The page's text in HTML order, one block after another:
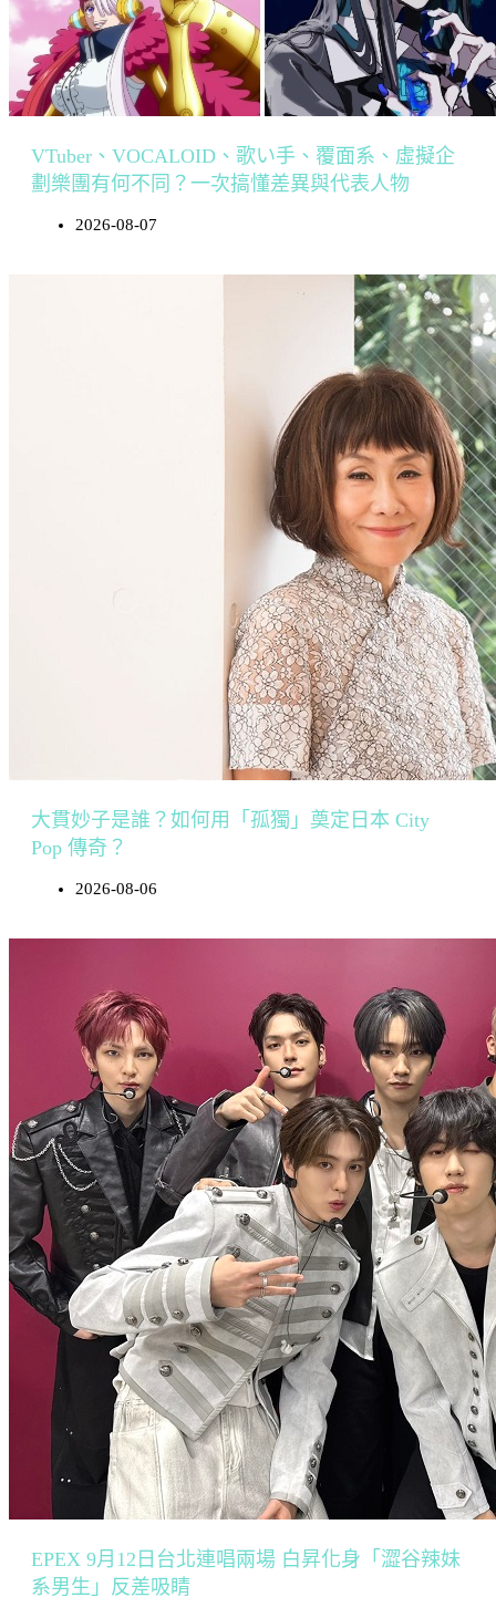
VTuber、VOCALOID、歌い手、覆面系、虛擬企
劃樂團有何不同？一次搞懂差異與代表人物
2026-08-07
大貫妙子是誰？如何用「孤獨」奠定日本 City
Pop 傳奇？
2026-08-06
EPEX 9月12日台北連唱兩場 白昇化身「澀谷辣妹
系男生」反差吸睛